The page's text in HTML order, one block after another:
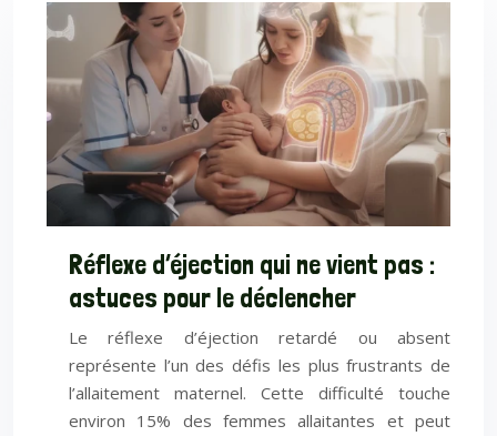
Réflexe d’éjection qui ne vient pas :
astuces pour le déclencher
Le réflexe d’éjection retardé ou absent
représente l’un des défis les plus frustrants de
l’allaitement maternel. Cette difficulté touche
environ 15% des femmes allaitantes et peut